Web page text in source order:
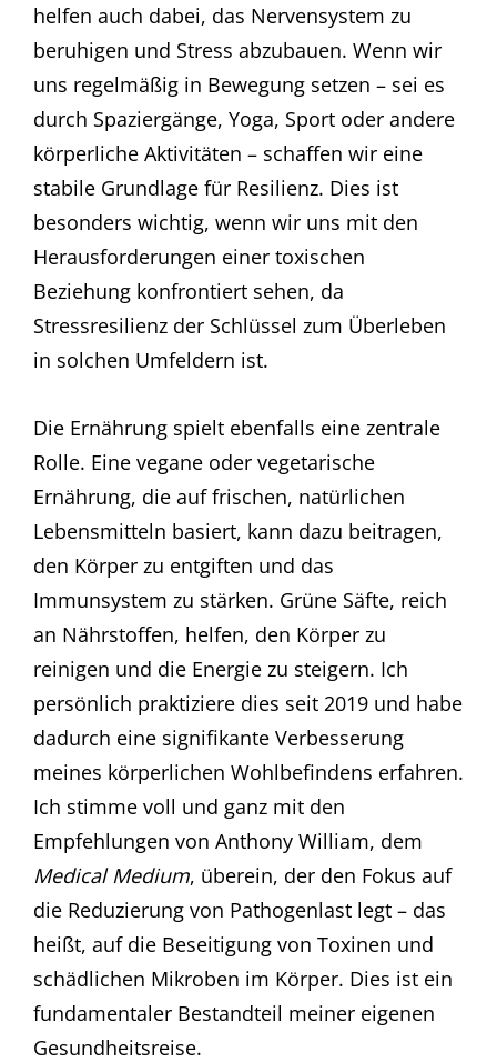
helfen auch dabei, das Nervensystem zu
beruhigen und Stress abzubauen. Wenn wir
uns regelmäßig in Bewegung setzen – sei es
durch Spaziergänge, Yoga, Sport oder andere
körperliche Aktivitäten – schaffen wir eine
stabile Grundlage für Resilienz. Dies ist
besonders wichtig, wenn wir uns mit den
Herausforderungen einer toxischen
Beziehung konfrontiert sehen, da
Stressresilienz der Schlüssel zum Überleben
in solchen Umfeldern ist.
Die Ernährung spielt ebenfalls eine zentrale
Rolle. Eine vegane oder vegetarische
Ernährung, die auf frischen, natürlichen
Lebensmitteln basiert, kann dazu beitragen,
den Körper zu entgiften und das
Immunsystem zu stärken. Grüne Säfte, reich
an Nährstoffen, helfen, den Körper zu
reinigen und die Energie zu steigern. Ich
persönlich praktiziere dies seit 2019 und habe
dadurch eine signifikante Verbesserung
meines körperlichen Wohlbefindens erfahren.
Ich stimme voll und ganz mit den
Empfehlungen von Anthony William, dem
Medical Medium, überein, der den Fokus auf
die Reduzierung von Pathogenlast legt – das
heißt, auf die Beseitigung von Toxinen und
schädlichen Mikroben im Körper. Dies ist ein
fundamentaler Bestandteil meiner eigenen
Gesundheitsreise.